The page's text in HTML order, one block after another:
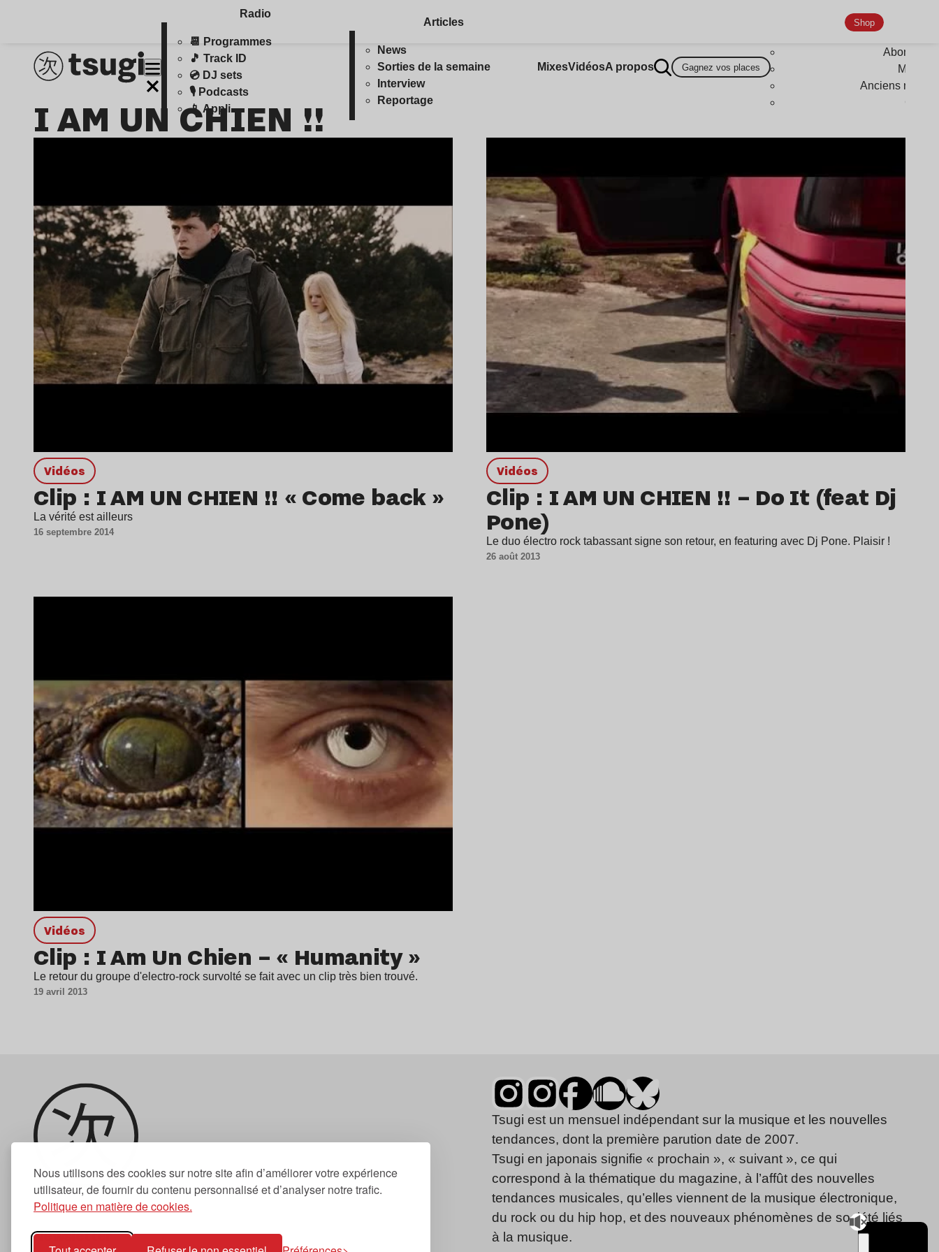
Nous utilisons des cookies sur notre site afin d’améliorer votre expérience
utilisateur, de fournir du contenu personnalisé et d’analyser notre trafic.
Politique en matière de cookies.
Radio
📆 Programmes
🎵 Track ID
💿 DJ sets
🎙️ Podcasts
📱 Appli
Articles
News
Sorties de la semaine
Interview
Reportage
MixesVidéosA propos Gagnez vos places
Shop
Anciens
I AM UN CHIEN !!
Vidéos
Clip : I AM UN CHIEN !! « Come back »
La vérité est ailleurs
16 septembre 2014
Vidéos
Clip : I AM UN CHIEN !! – Do It (feat Dj
Pone)
Le duo électro rock tabassant signe son retour, en featuring avec Dj Pone. Plaisir !
26 août 2013
Vidéos
Clip : I Am Un Chien – « Humanity »
Le retour du groupe d'electro-rock survolté se fait avec un clip très bien trouvé.
19 avril 2013
Newsletter
Tsugi est un mensuel indépendant sur la musique et les nouvelles
tendances, dont la première parution date de 2007.
Tsugi en japonais signifie « prochain », « suivant », ce qui
correspond à la thématique du magazine, à l’affût des nouvelles
tendances musicales, qu’elles viennent de la musique électronique,
du rock ou du hip hop, et des nouveaux phénomènes de société liés
à la musique.